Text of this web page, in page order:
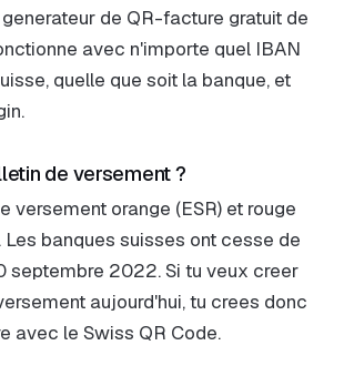
de QR-facture gratuit de
avec n'importe quel IBAN
quelle que soit la banque, et
de versement ?
versement orange (ESR) et rouge
Les banques suisses ont cesse de
septembre 2022. Si tu veux creer
aujourd'hui, tu crees donc
avec le Swiss QR Code.